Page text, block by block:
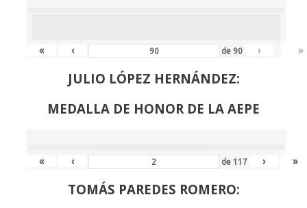
« ‹ de 90 › »
JULIO LÓPEZ HERNÁNDEZ:
MEDALLA DE HONOR DE LA AEPE
« ‹ de117 › »
TOMÁS PAREDES ROMERO: